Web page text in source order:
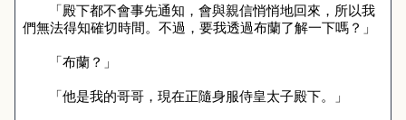
「殿下都不會事先通知，會與親信悄悄地回來，所以我
們無法得知確切時間。不過，要我透過布蘭了解一下嗎？」
「布蘭？」
「他是我的哥哥，現在正隨身服侍皇太子殿下。」